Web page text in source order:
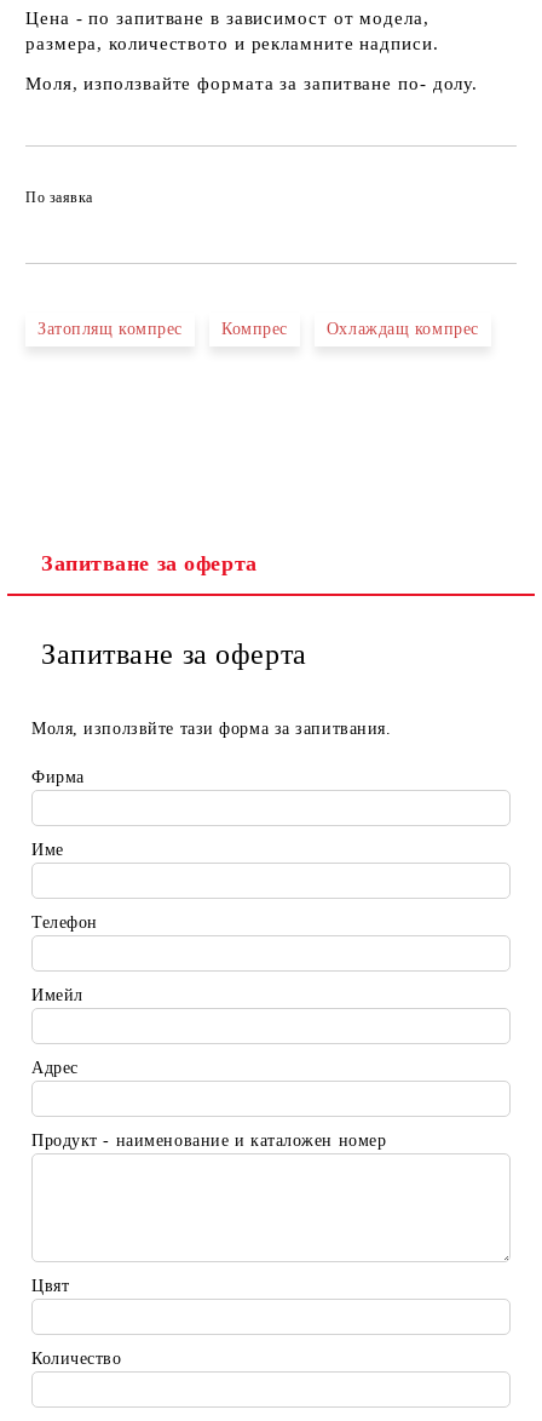
Цена - по запитване в зависимост от модела,
размера, количеството и рекламните надписи.
Моля, използвайте формата за запитване по- долу.
По заявка
Затоплящ компрес Компрес Охлаждащ компрес
Запитване за оферта
Запитване за оферта
Моля, използвйте тази форма за запитвания.
Фирма
Име
Телефон
Имейл
Адрес
Продукт - наименование и каталожен номер
Цвят
Количество